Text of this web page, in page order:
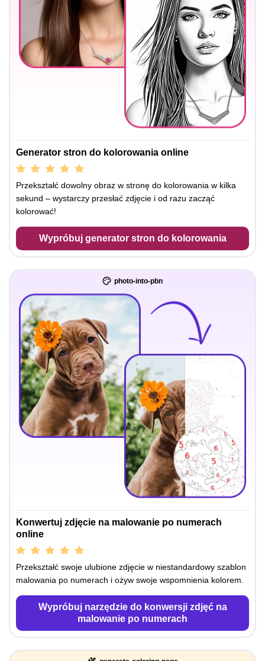
Generator stron do kolorowania online
Przekształć dowolny obraz w stronę do kolorowania w kilka
sekund – wystarczy przesłać zdjęcie i od razu zacząć
kolorować!
Wypróbuj generator stron do kolorowania
photo-into-pbn
Konwertuj zdjęcie na malowanie po numerach
online
Przekształć swoje ulubione zdjęcie w niestandardowy szablon
malowania po numerach i ożyw swoje wspomnienia kolorem.
Wypróbuj narzędzie do konwersji zdjęć na
malowanie po numerach